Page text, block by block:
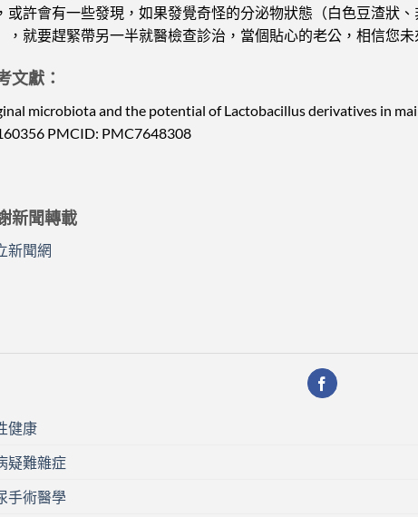
或許會有一些發現，如果發覺奇怪的分泌物狀態（白色豆渣狀
，就要趕緊帶另一半就醫檢查診治，當個貼心的老公，相信您未
文獻：
microbiota and the potential of Lactobacillus derivatives in
PMCID: PMC7648308
新聞轉載
新聞網
健康
疑難雜症
手術醫學